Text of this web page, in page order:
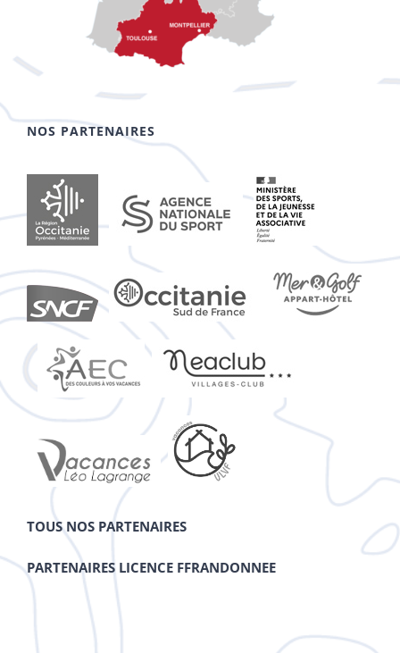
NOS PARTENAIRES
TOUS NOS PARTENAIRES
PARTENAIRES LICENCE FFRANDONNEE